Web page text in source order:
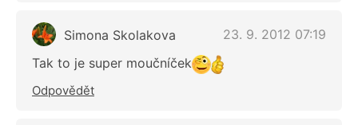
Simona Skolakova
23. 9. 2012 07:19
Tak to je super moučníček
Odpovědět